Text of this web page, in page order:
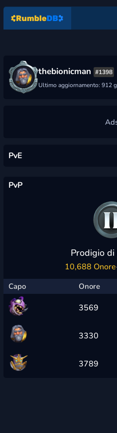
thebionicman #1398
Ultimo aggiornamento: 912
PvE
PvP
Prodigio di
10,688 Onore
Capo Onore
3569
3330
3789